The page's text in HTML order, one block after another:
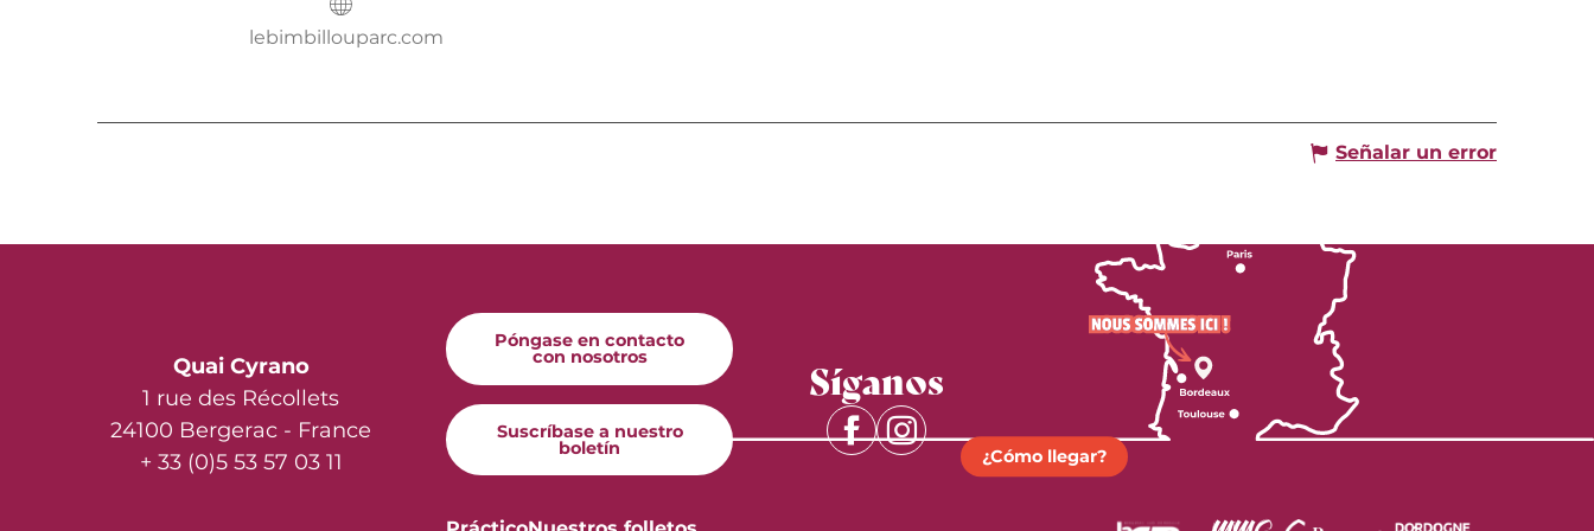
lebimbillouparc.com
Señalar un error
Quai Cyrano
1 rue des Récollets
24100 Bergerac - France
+ 33 (0)5 53 57 03 11
Póngase en contacto
con nosotros
Suscríbase a nuestro
boletín
Síganos
¿Cómo llegar?